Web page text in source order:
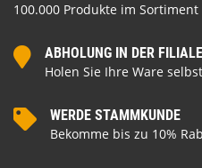
100.000 Produkte im Sortiment
ABHOLUNG IN DER FILIALE
Holen Sie Ihre Ware
WERDE STAMMKUNDE
Bekomme bis zu 10%